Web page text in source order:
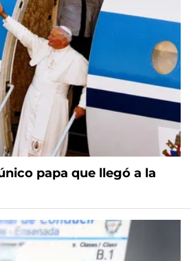
papa que llegó a la